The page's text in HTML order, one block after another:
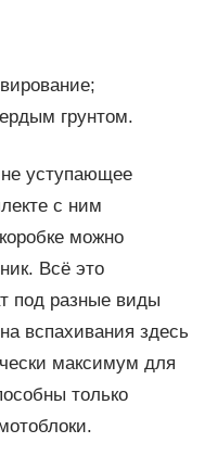
грунтом.
уступающее
с ним
можно
Всё это
под разные виды
вспахивания здесь
максимум для
только